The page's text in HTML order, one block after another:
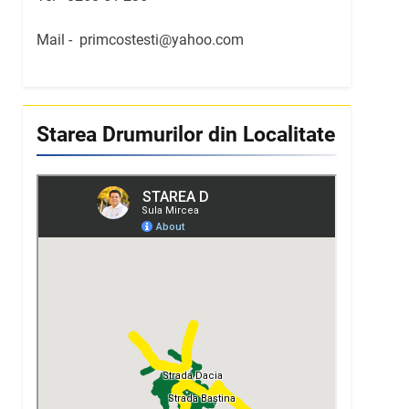
Mail - primcostesti@yahoo.com
Starea Drumurilor din Localitate